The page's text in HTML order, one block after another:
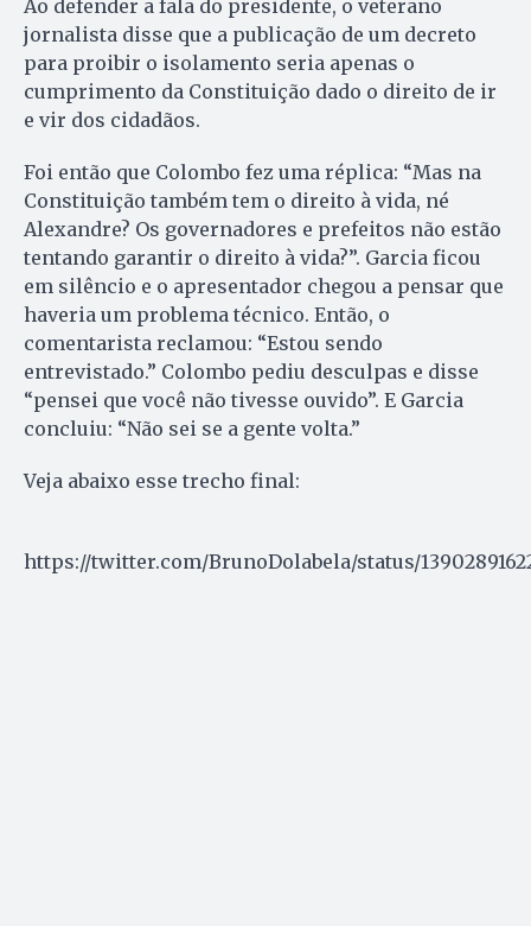
Ao defender a fala do presidente, o veterano
jornalista disse que a publicação de um decreto
para proibir o isolamento seria apenas o
cumprimento da Constituição dado o direito de ir
e vir dos cidadãos.
Foi então que Colombo fez uma réplica: “Mas na
Constituição também tem o direito à vida, né
Alexandre? Os governadores e prefeitos não estão
tentando garantir o direito à vida?”. Garcia ficou
em silêncio e o apresentador chegou a pensar que
haveria um problema técnico. Então, o
comentarista reclamou: “Estou sendo
entrevistado.” Colombo pediu desculpas e disse
“pensei que você não tivesse ouvido”. E Garcia
concluiu: “Não sei se a gente volta.”
Veja abaixo esse trecho final:
https://twitter.com/BrunoDolabela/status/